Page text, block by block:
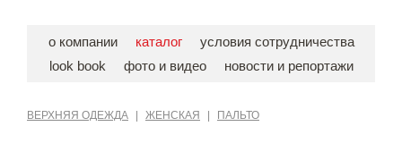
о компании каталог
условия сотрудничества
look book
фото и видео новости и репортажи
ВЕРХНЯЯ ОДЕЖДА ЖЕНСКАЯ ПАЛЬТО